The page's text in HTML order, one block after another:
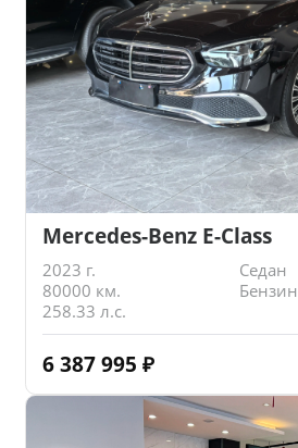
Mercedes-Benz E-Class
2023 г.
Седан
80000 км.
Бензин
258.33 л.с.
6 387 995 ₽